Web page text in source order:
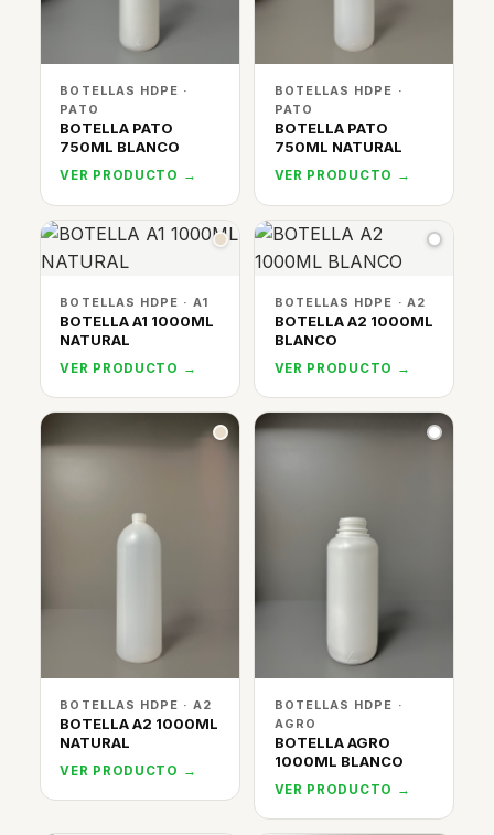
BOTELLAS HDPE ·
PATO
BOTELLA PATO
750ML BLANCO
VER PRODUCTO →
BOTELLAS HDPE ·
PATO
BOTELLA PATO
750ML NATURAL
VER PRODUCTO →
BOTELLAS HDPE · A1
BOTELLA A1 1000ML
NATURAL
VER PRODUCTO →
BOTELLAS HDPE · A2
BOTELLA A2 1000ML
BLANCO
VER PRODUCTO →
BOTELLAS HDPE · A2
BOTELLA A2 1000ML
NATURAL
VER PRODUCTO →
BOTELLAS HDPE ·
AGRO
BOTELLA AGRO
1000ML BLANCO
VER PRODUCTO →